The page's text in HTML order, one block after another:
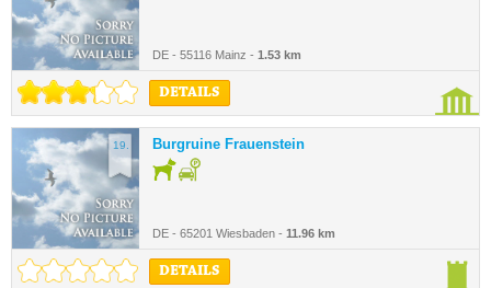
DE - 55116 Mainz - 1.53 km
DETAILS
19. Burgruine Frauenstein
DE - 65201 Wiesbaden - 11.96 km
DETAILS